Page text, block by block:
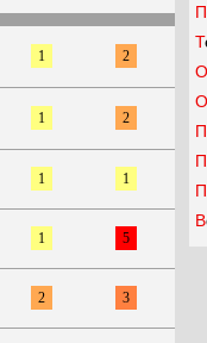
1 2
1 2
1 1
1 5
2 3